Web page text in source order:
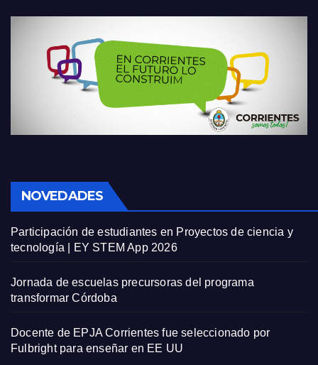
NOVEDADES
Participación de estudiantes en Proyectos de ciencia y
tecnología | EY STEM App 2026
Jornada de escuelas precursoras del programa
transformar Córdoba
Docente de EPJA Corrientes fue seleccionado por
Fulbright para enseñar en EE UU